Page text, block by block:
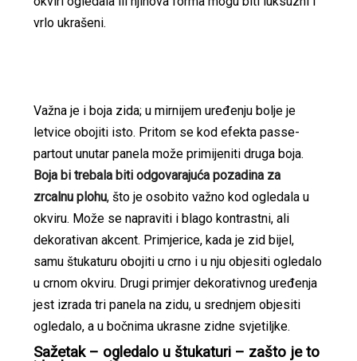
vrlo ukrašeni.
Važna je i boja zida; u mirnijem uređenju bolje je
letvice obojiti isto. Pritom se kod efekta passe-
partout unutar panela može primijeniti druga boja.
Boja bi trebala biti odgovarajuća pozadina za
zrcalnu plohu, što je osobito važno kod ogledala u
okviru. Može se napraviti i blago kontrastni, ali
dekorativan akcent. Primjerice, kada je zid bijel,
samu štukaturu obojiti u crno i u nju objesiti ogledalo
u crnom okviru. Drugi primjer dekorativnog uređenja
jest izrada tri panela na zidu, u srednjem objesiti
ogledalo, a u bočnima ukrasne zidne svjetiljke.
Sažetak – ogledalo u štukaturi – zašto je to